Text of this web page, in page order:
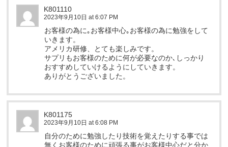
K801110
2023年9月10日 at 6:07 PM
お客様の為に｡お客様中心｡お客様の為に勉強をして
いきます。
アメリカ研修、とても楽しみです。
サプリもお客様のために何が必要なのか､しっかり
おすすめしていけるようにしていきます。
ありがとうございました。
K801175
2023年9月10日 at 6:08 PM
自分のために勉強したり技術を覚えたりする事では
無くお客様のために頑張る事がお客様中心だと分か